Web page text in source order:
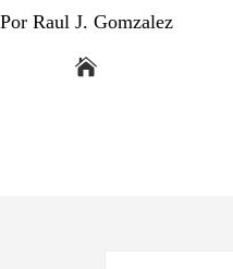
Por Raul J. Gomzalez